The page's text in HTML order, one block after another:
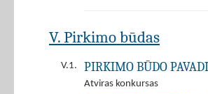
V. Pirkimo būdas
V.1. PIRKIMO BŪDO
Atviras konkursas